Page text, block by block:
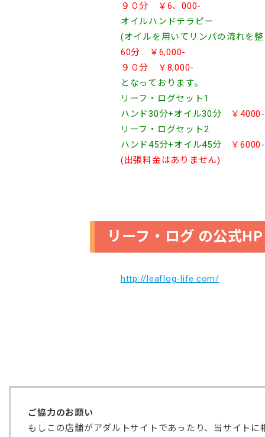
９０分 ￥6、000-
オイルハンドテラピー
(オイルを用いてリンパの流れを
60分 ￥6,000-
９０分 ￥8,000-
となっております。
リーフ・ログセット1
ハンド30分+オイル30分
￥4000-
リーフ・ログセット2
ハンド45分+オイル45分
￥6000-
(出張料金はありません)
リーフ・ログ の公式HP
http://leaflog-life.com/
ご協力のお願い
もしこの店舗がアダルトサイトであったり、当サイト